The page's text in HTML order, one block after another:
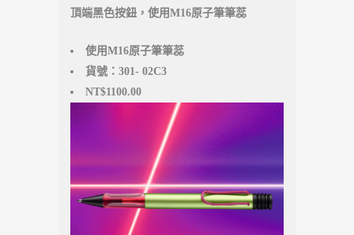
頂端黑色按鈕，使用M16原子筆筆蕊
使用M16原子筆筆蕊
貨號：301- 02C3
NT$1100.00